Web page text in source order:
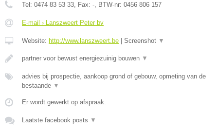
Tel: 0474 83 53 33, Fax: -, BTW-nr: 0456 806 157
E-mail › Lanszweert Peter bv
Website: http://www.lanszweert.be Screenshot ▼
partner voor bewust energiezuinig bouwen ▼
advies bij prospectie, aankoop grond of gebouw, opmeting van de
bestaande ▼
Er wordt gewerkt op afspraak.
Laatste facebook posts ▼